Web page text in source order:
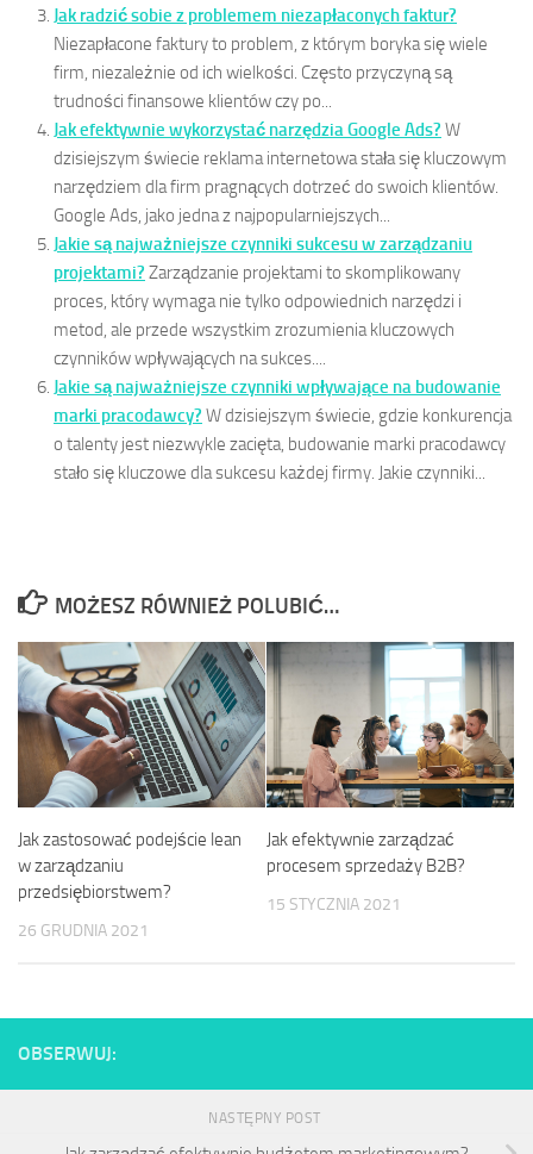
Jak radzić sobie z problemem niezapłaconych faktur?
Niezapłacone faktury to problem, z którym boryka się wiele
firm, niezależnie od ich wielkości. Często przyczyną są
trudności finansowe klientów czy po...
Jak efektywnie wykorzystać narzędzia Google Ads? W
dzisiejszym świecie reklama internetowa stała się kluczowym
narzędziem dla firm pragnących dotrzeć do swoich klientów.
Google Ads, jako jedna z najpopularniejszych...
Jakie są najważniejsze czynniki sukcesu w zarządzaniu
projektami? Zarządzanie projektami to skomplikowany
proces, który wymaga nie tylko odpowiednich narzędzi i
metod, ale przede wszystkim zrozumienia kluczowych
czynników wpływających na sukces....
Jakie są najważniejsze czynniki wpływające na budowanie
marki pracodawcy? W dzisiejszym świecie, gdzie konkurencja
o talenty jest niezwykle zacięta, budowanie marki pracodawcy
stało się kluczowe dla sukcesu każdej firmy. Jakie czynniki...
MOŻESZ RÓWNIEŻ POLUBIĆ…
Jak zastosować podejście lean
w zarządzaniu
przedsiębiorstwem?
26 GRUDNIA 2021
Jak efektywnie zarządzać
procesem sprzedaży B2B?
15 STYCZNIA 2021
OBSERWUJ:
NASTĘPNY POST